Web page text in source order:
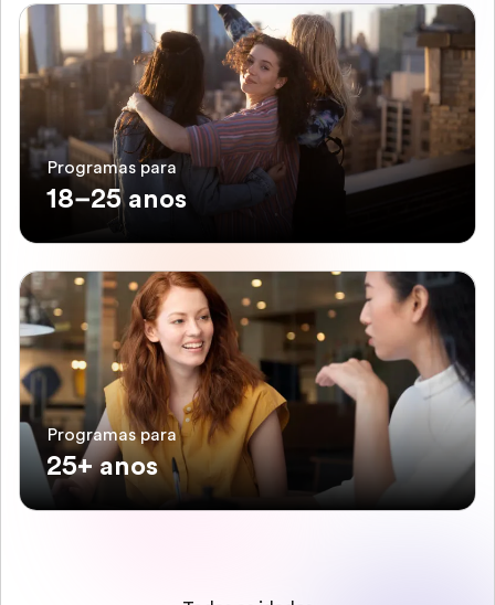
Programas para
18–25 anos
Programas para
25+ anos